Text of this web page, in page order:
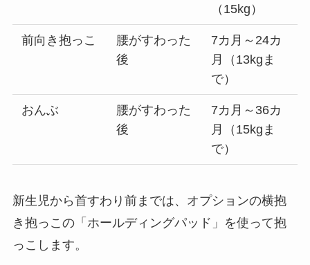
（15kg）
前向き抱っこ
腰がすわった
後
7カ月～24カ
月（13kgま
で）
おんぶ
腰がすわった
後
7カ月～36カ
月（15kgま
で）
新生児から首すわり前までは、オプションの横抱
き抱っこの「ホールディングパッド」を使って抱
っこします。